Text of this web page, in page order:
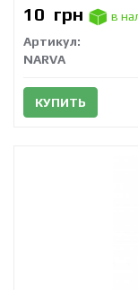
10 грн
в
Артикул:
NARVA
КУПИТЬ